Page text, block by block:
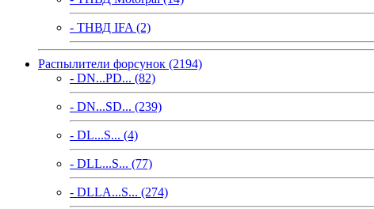
- ТНВД IFA (2)
Распылители форсунок (2194)
- DN...PD... (82)
- DN...SD... (239)
- DL...S... (4)
- DLL...S... (77)
- DLLA...S... (274)